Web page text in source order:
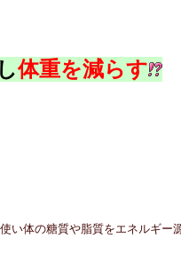
体重を減らす
い体の糖質や脂質をエネルギー